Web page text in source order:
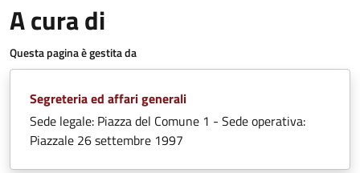
A cura di
Questa pagina è gestita da
Segreteria ed affari generali
Sede legale: Piazza del Comune 1 - Sede operativa:
Piazzale 26 settembre 1997